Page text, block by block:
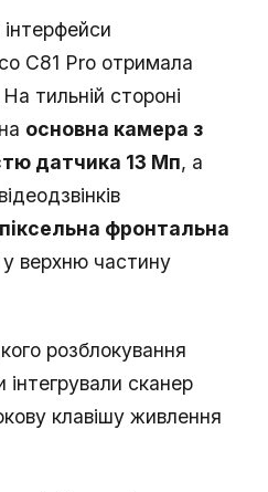
C81 Pro отримала
тильній стороні
основна камера з
датчика 13 Мп, а
фронтальна
верхню частину
розблокування
сканер
клавішу живлення